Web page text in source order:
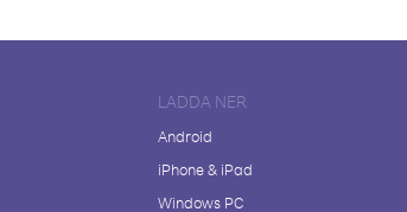
LADDA NER
Android
iPhone & iPad
Windows PC